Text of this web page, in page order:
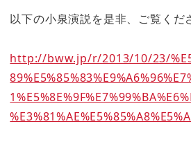
以下の小泉演説を是非、ご覧く
http://bww.jp/r/2013/10/23/